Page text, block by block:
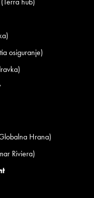
osiguranje)
Hrana)
Riviera)